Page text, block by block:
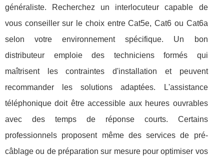
généraliste. Recherchez un interlocuteur capable de
vous conseiller sur le choix entre Cat5e, Cat6 ou Cat6a
selon votre environnement spécifique. Un bon
distributeur emploie des techniciens formés qui
maîtrisent les contraintes d'installation et peuvent
recommander les solutions adaptées. L'assistance
téléphonique doit être accessible aux heures ouvrables
avec des temps de réponse courts. Certains
professionnels proposent même des services de pré-
câblage ou de préparation sur mesure pour optimiser vos